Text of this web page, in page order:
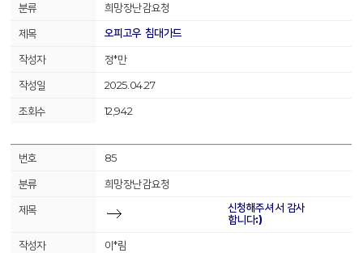
희망장난감요청
오피고우 침대가드
정*만
2025.04.27
12,942
85
희망장난감요청
신청해주셔서 감사
합니다:)
이*림